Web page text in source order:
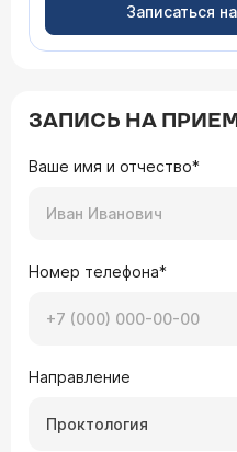
Записаться
ЗАПИСЬ НА
Ваше имя и отчество*
Номер телефона*
Направление
Проктология